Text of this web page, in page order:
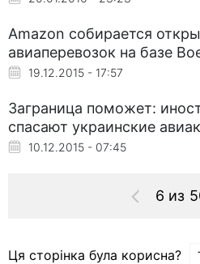
Amazon собирается
авиаперевозок на базе
19.12.2015 - 17:57
Заграница поможет:
спасают украинские
10.12.2015 - 07:45
6 из
Ця сторінка була корисна?